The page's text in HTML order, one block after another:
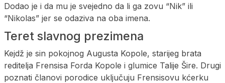
Dodao je i da mu je svejedno da li ga zovu “Nik” ili
“Nikolas” jer se odaziva na oba imena.
Teret slavnog prezimena
Kejdž je sin pokojnog Augusta Kopole, starijeg brata
reditelja Frensisa Forda Kopole i glumice Talije Šire. Drugi
poznati članovi porodice uključuju Frensisovu kćerku